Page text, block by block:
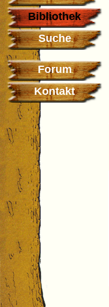
Bibliothek
Suche
Forum
Kontakt